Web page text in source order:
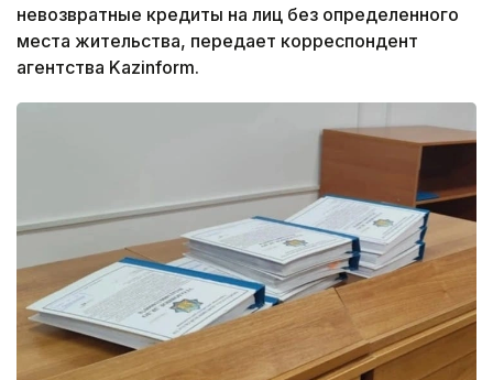
невозвратные кредиты на лиц без определенного
места жительства, передает корреспондент
агентства Kazinform.